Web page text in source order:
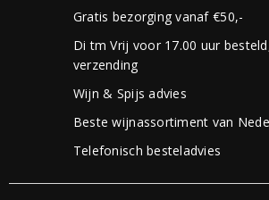
Gratis bezorging vanaf €50,-
Di tm Vrij voor 17.00 uur
verzending
Wijn & Spijs advies
Beste wijnassortiment van
Telefonisch besteladvies